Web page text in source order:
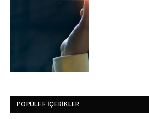
POPÜLER İÇERIKLER